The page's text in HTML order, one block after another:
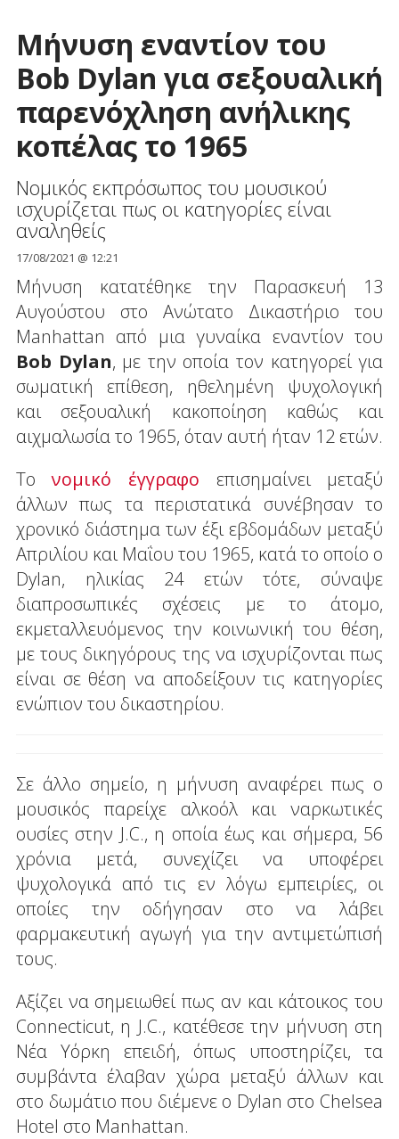
Μήνυση εναντίον του
Bob Dylan για σεξουαλική
παρενόχληση ανήλικης
κοπέλας το 1965
Nομικός εκπρόσωπος του μουσικού
ισχυρίζεται πως οι κατηγορίες είναι
αναληθείς
17/08/2021 @ 12:21
Μήνυση κατατέθηκε την Παρασκευή 13
Αυγούστου στο Ανώτατο Δικαστήριο του
Manhattan από μια γυναίκα εναντίον του
Bob Dylan, με την οποία τον κατηγορεί για
σωματική επίθεση, ηθελημένη ψυχολογική
και σεξουαλική κακοποίηση καθώς και
αιχμαλωσία το 1965, όταν αυτή ήταν 12 ετών.
Τονομικό έγγραφο επισημαίνει μεταξύ
άλλων πως τα περιστατικά συνέβησαν το
χρονικό διάστημα των έξι εβδομάδων μεταξύ
Απριλίου και Μαΐου του 1965, κατά το οποίο ο
Dylan, ηλικίας 24 ετών τότε, σύναψε
διαπροσωπικές σχέσεις με το άτομο,
εκμεταλλευόμενος την κοινωνική του θέση,
με τους δικηγόρους της να ισχυρίζονται πως
είναι σε θέση να αποδείξουν τις κατηγορίες
ενώπιον του δικαστηρίου.
Σε άλλο σημείο, η μήνυση αναφέρει πως ο
μουσικός παρείχε αλκοόλ και ναρκωτικές
ουσίες στην J.C., η οποία έως και σήμερα, 56
χρόνια μετά, συνεχίζει να υποφέρει
ψυχολογικά από τις εν λόγω εμπειρίες, οι
οποίες την οδήγησαν στο να λάβει
φαρμακευτική αγωγή για την αντιμετώπισή
τους.
Αξίζει να σημειωθεί πως αν και κάτοικος του
Connecticut, η J.C., κατέθεσε την μήνυση στη
Νέα Υόρκη επειδή, όπως υποστηρίζει, τα
συμβάντα έλαβαν χώρα μεταξύ άλλων και
στο δωμάτιο που διέμενε ο Dylan στο Chelsea
Hotel στο Manhattan.